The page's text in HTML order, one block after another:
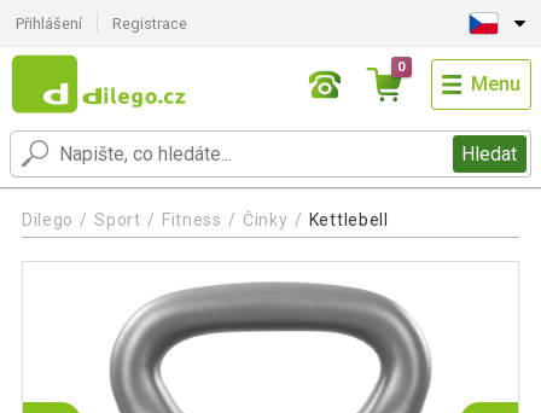
Přihlášení Registrace
Hledat
0
Menu
Dilego Sport Fitness Činky Kettlebell